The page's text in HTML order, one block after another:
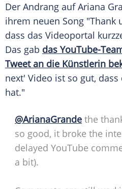
Der Andrang aufAriana
ihrem neuen Song "Thank
dass das Videoportal
Das gab das YouTube-
Tweet an die Künstlerin
next' Video ist so gut,
hat."
@ArianaGrande the
so good, it broke the
delayed YouTube
a bit).